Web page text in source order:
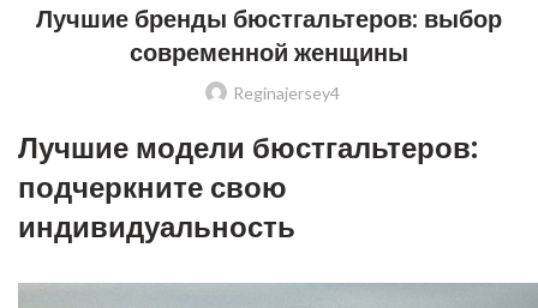
Лучшие бренды бюстгальтеров: выбор
современной женщины
Reginajersey4
Лучшие модели бюстгальтеров:
подчеркните свою
индивидуальность